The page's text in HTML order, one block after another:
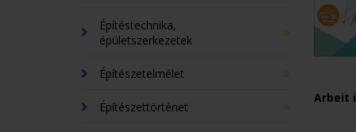
Építéstechnika,
épületszerkezetek
Építészetelmélet
Építészettörténet
Arbeit